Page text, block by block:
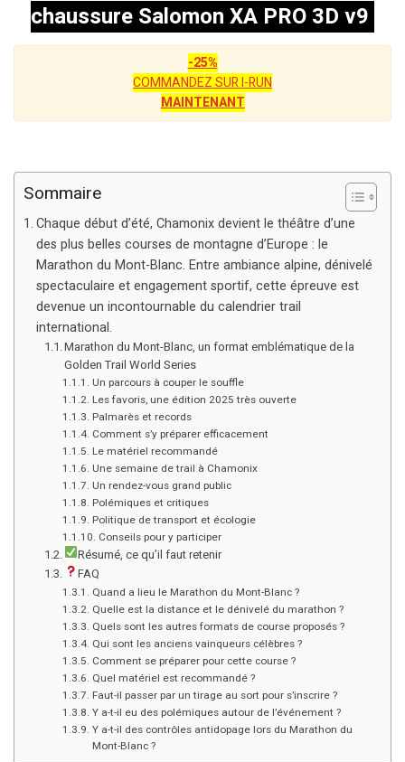
chaussure Salomon XA PRO 3D v9
-25%
COMMANDEZ SUR I-RUN
MAINTENANT
Sommaire
Chaque début d’été, Chamonix devient le théâtre d’une
des plus belles courses de montagne d’Europe : le
Marathon du Mont-Blanc. Entre ambiance alpine, dénivelé
spectaculaire et engagement sportif, cette épreuve est
devenue un incontournable du calendrier trail
international.
Marathon du Mont-Blanc, un format emblématique de la
Golden Trail World Series
Un parcours à couper le souffle
Les favoris, une édition 2025 très ouverte
Palmarès et records
Comment s’y préparer efficacement
Le matériel recommandé
Une semaine de trail à Chamonix
Un rendez-vous grand public
Polémiques et critiques
Politique de transport et écologie
Conseils pour y participer
Résumé, ce qu’il faut retenir
FAQ
Quand a lieu le Marathon du Mont-Blanc ?
Quelle est la distance et le dénivelé du marathon ?
Quels sont les autres formats de course proposés ?
Qui sont les anciens vainqueurs célèbres ?
Comment se préparer pour cette course ?
Quel matériel est recommandé ?
Faut-il passer par un tirage au sort pour s’inscrire ?
Y a-t-il eu des polémiques autour de l’événement ?
Y a-t-il des contrôles antidopage lors du Marathon du
Mont-Blanc ?